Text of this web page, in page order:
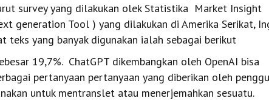
survey yang dilakukan olek Statistika Market Insight
generation Tool ) yang dilakukan di Amerika Serikat,
teks yang banyak digunakan ialah sebagai berikut
19,7%. ChatGPT dikembangkan oleh OpenAI bisa
pertanyaan pertanyaan yang diberikan oleh
untuk mentranslet atau menerjemahkan sesuatu.